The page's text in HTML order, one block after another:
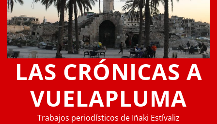
LAS CRÓNICAS A
VUELAPLUMA
Trabajos periodísticos de Iñaki Estívaliz